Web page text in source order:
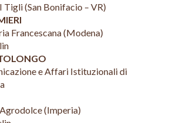
Tigli (San Bonifacio – VR)
Francescana (Modena)
e Affari Istituzionali di
(Imperia)